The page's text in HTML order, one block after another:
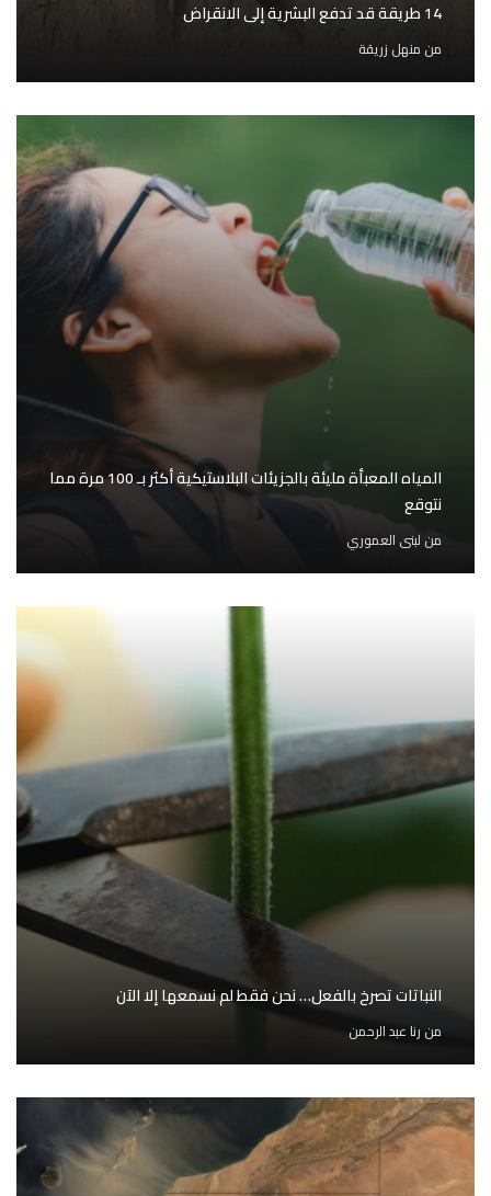
14 طريقة قد تدفع البشرية إلى الانقراض
من منهل زريقة
المياه المعبأة مليئة بالجزيئات البلاستيكية أكثر بـ 100 مرة مما
نتوقع
منلبنى العموري
النباتات تصرخ بالفعل… نحن فقط لم نسمعها إلا الآن
من رنا عبد الرحمن